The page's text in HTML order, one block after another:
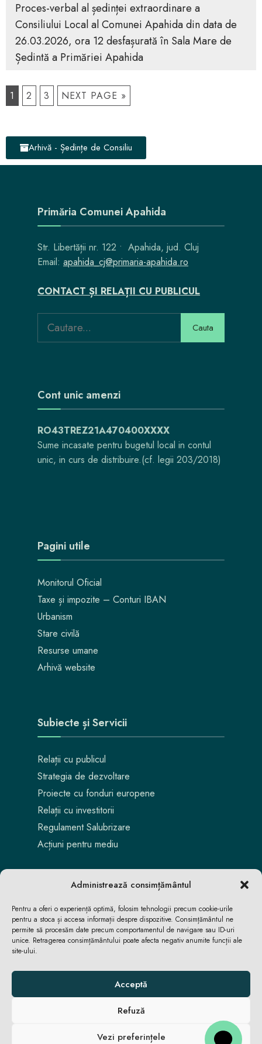
Administrează consimțământul
Pentru a oferi o experiență optimă, folosim tehnologii precum cookie-urile
pentru a stoca și accesa informații despre dispozitive. Consimțământul ne
permite să procesăm date precum comportamentul de navigare sau ID-uri
unice. Retragerea consimțământului poate afecta negativ anumite funcții ale
site-ului.
Acceptă
Refuză
Vezi preferințele
Proces-verbal al ședinței extraordinare a
Consiliului Local al Comunei Apahida din data de
26.03.2026, ora 12 desfașurată în Sala Mare de
Ședintă a Primăriei Apahida
1 2 3 NEXT PAGE »
Arhivă - Ședințe de Consiliu
Primăria Comunei Apahida
Str. Libertății nr. 122 • Apahida, jud. Cluj
Email: apahida_cj@primaria-apahida.ro
CONTACT ȘI RELAȚII CU PUBLICUL
Cauta
Cont unic amenzi
RO43TREZ21A470400XXXX
Sume incasate pentru bugetul local in contul
unic, in curs de distribuire.(cf. legii 203/2018)
Pagini utile
Monitorul Oficial
Taxe și impozite – Conturi IBAN
Urbanism
Stare civilă
Resurse umane
Arhivă website
Subiecte și Servicii
Relații cu publicul
Strategia de dezvoltare
Proiecte cu fonduri europene
Relații cu investitorii
Regulament Salubrizare
Acțiuni pentru mediu
ACASĂ ȘTIRI